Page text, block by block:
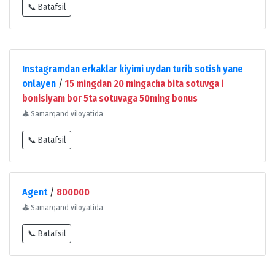
📞 Batafsil
Instagramdan erkaklar kiyimi uydan turib sotish yane
onlayen / 15 mingdan 20 mingacha bita sotuvga i
bonisiyam bor 5ta sotuvaga 50ming bonus
⛳ Samarqand viloyatida
📞 Batafsil
Agent/ 800000
⛳ Samarqand viloyatida
📞 Batafsil